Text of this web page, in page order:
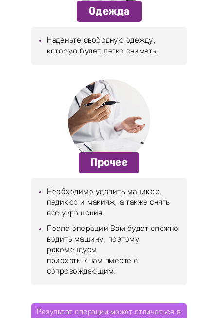
Одежда
Наденьте свободную одежду,
которую будет легко снимать.
Прочее
Необходимо удалить маникюр,
педикюр и макияж, а также снять
все украшения.
После операции Вам будет сложно
водить машину, поэтому
рекомендуем
приехать к нам вместе с
сопровождающим.
Результат операции может отличаться в